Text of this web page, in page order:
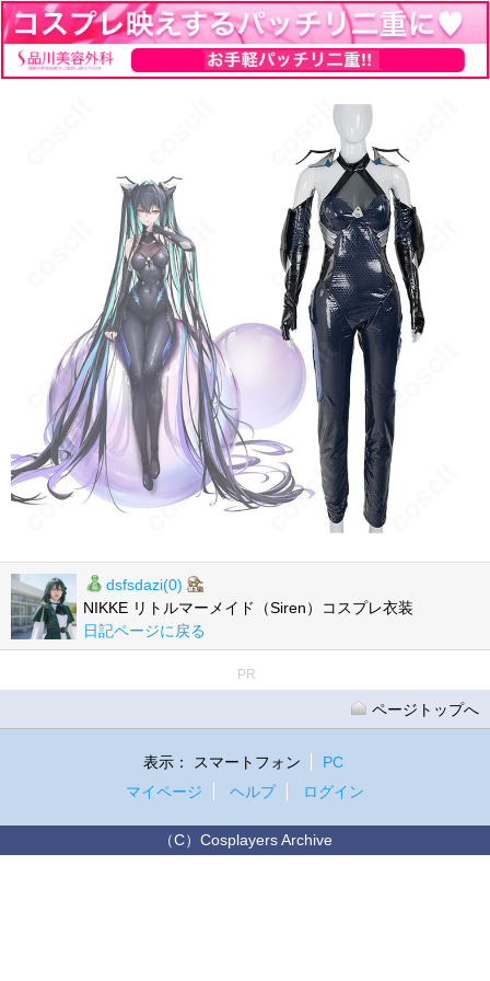
dsfsdazi(0)
NIKKE リトルマーメイド（Siren）コスプレ衣装
日記ページに戻る
PR
ページトップへ
表示： スマートフォン
PC
マイページ
ヘルプ ログイン
（C）Cosplayers Archive